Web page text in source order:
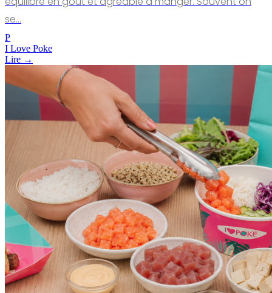
se…
P
I Love Poke
Lire →